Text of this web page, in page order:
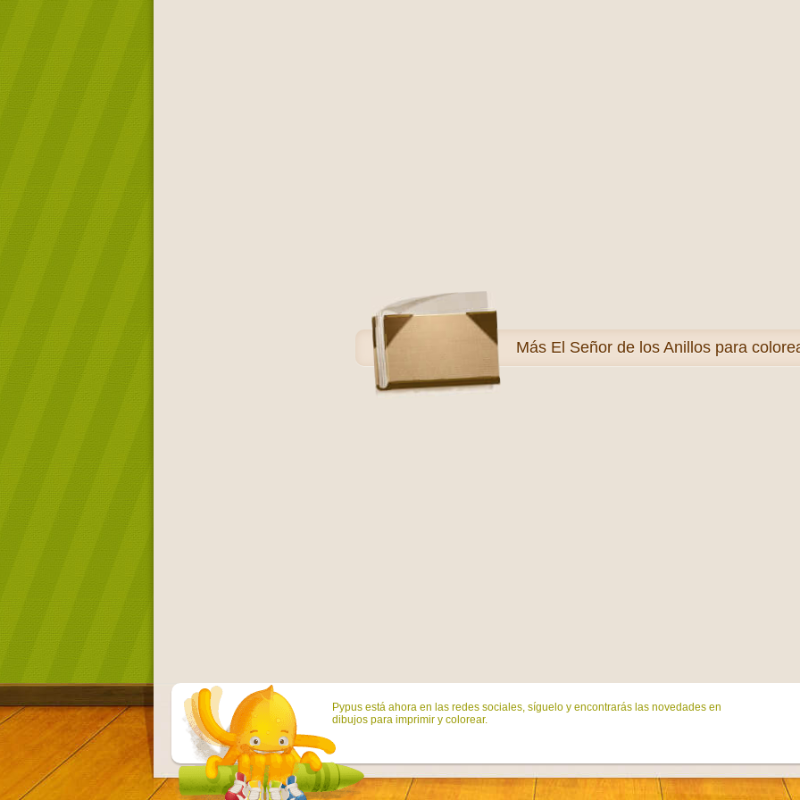
Más El Señor de los Anillos para
Pypus está ahora en las redes sociales, síguelo y encontrarás las novedades en
dibujos para imprimir y colorear.